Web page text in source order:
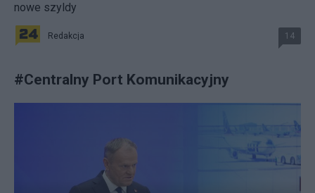
nowe szyldy
Redakcja 14
#Centralny Port Komunikacyjny